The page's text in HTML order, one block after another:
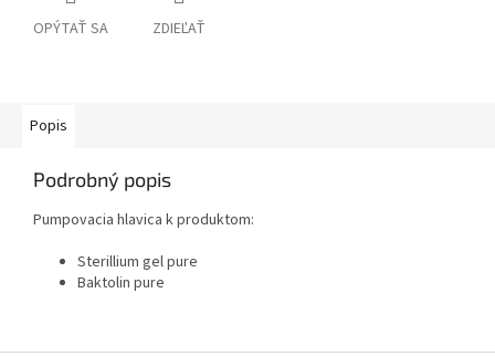
OPÝTAŤ SA ZDIEĽAŤ
Popis
Podrobný popis
Pumpovacia hlavica k produktom:
Sterillium gel pure
Baktolin pure